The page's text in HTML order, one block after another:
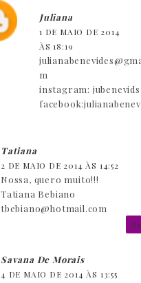
Juliana
1 DE MAIO DE 2014
ÀS 18:19
m
instagram: jubenevids
Tatiana
2 DE MAIO DE 2014 ÀS 14:52
Nossa, quero muito!!!
Tatiana Bebiano
tbebiano@hotmail.com
Savana De Morais
4 DE MAIO DE 2014 ÀS 13:55